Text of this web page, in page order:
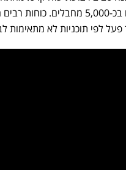
נלחמו בכ-5,000
פעל לפי תוכניות לא מתאימות